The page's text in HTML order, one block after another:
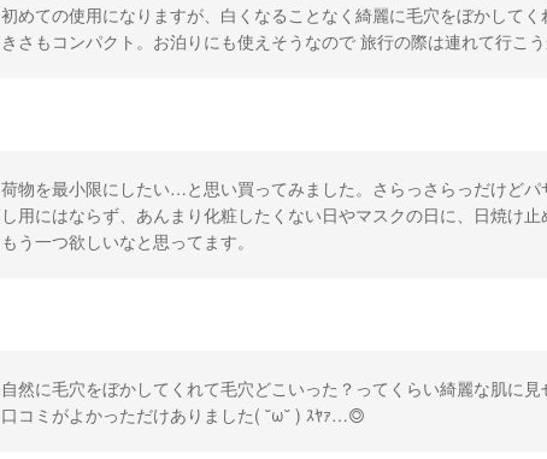
初めての使用になりますが、白くなることなく綺麗に毛穴をぼかして
きさもコンパクト。お泊りにも使えそうなので 旅行の際は連れて行こ
荷物を最小限にしたい…と思い買ってみました。さらっさらっだけど
し用にはならず、あんまり化粧したくない日やマスクの日に、日焼け
もう一つ欲しいなと思ってます。
自然に毛穴をぼかしてくれて毛穴どこいった？ってくらい綺麗な肌に見
口コミがよかっただけありました( ˘ω˘ ) ｽﾔｧ…◎